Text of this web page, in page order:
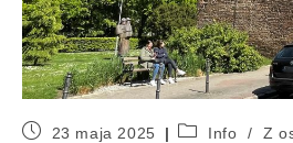
23 maja 2025 Info /
Z